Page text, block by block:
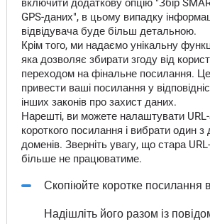
включити додаткову опцію "Збір
GPS-даних", в цьому випадку
відвідувача буде більш детальною.
Крім того, ми надаємо унікальну
яка дозволяє збирати згоду від
переходом на фінальне посилання.
привести ваші посилання у
інших законів про захист даних.
Нарешті, ви можете налаштувати
короткого посилання і вибрати один з
доменів. Зверніть увагу, що стара
більше не працюватиме.
Скопіюйте коротке посилання
Надішліть його разом із